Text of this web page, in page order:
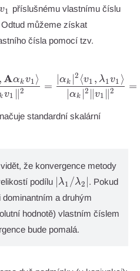
v_1
v1 příslušnému vlastnímu číslu
Odtud můžeme získat
čísla pomocí tzv.
\frac{\langle x_{k+1},
v1 ∥2
,Aαk v1 ⟩
=
∣αk ∣2 ∥v1 ∥2
∣αk ∣2 ⟨v1 , λ1 v1 ⟩
=
standardní skalární
že konvergence metody
podílu |\lambda_1/
λ1 /λ2 . Pokud
dominantním a druhým
hodnotě) vlastním číslem
bude pomalá.